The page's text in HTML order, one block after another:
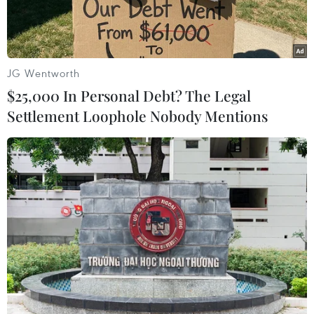
khổng lồ web này, hơn banăm sau khi bị từ
chối.
Hiện cả hai hãng trên đều không bình luận về
9,5% lên 15,84 USD khi chốt phiên giao dịch,
còn cổ phiếucủa Microsoft cũng tăng 2,3% lên
25,93 USD.
Một nguồn tin thị trường đề nghị giấu tên nêu
rõ: “Người ta đang đồn rằngMicrosoft đã đưa ra
một đề nghị hoặc đang chuẩn bị cho một lời mời
chào. Đừngquên rằng họ đã từng một lần ra giá
vì vậy điều này là hợp logic dù chỉ là đồnđại.”
Tuy nhiên, nguồn tin khẳng định “điều không
JG Wentworth
$25,000 In Personal Debt? The Legal
Settlement Loophole Nobody Mentions